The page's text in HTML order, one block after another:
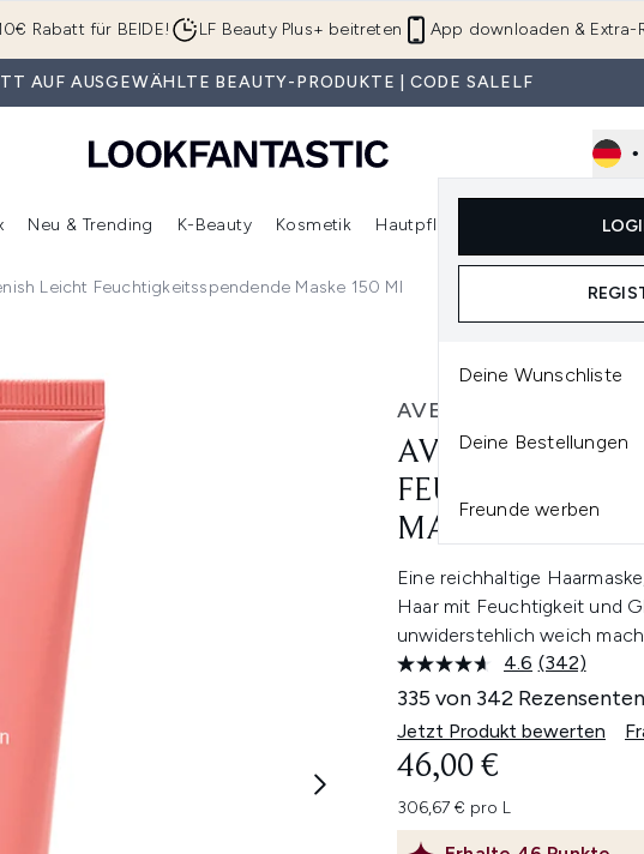
Zum Hauptinhalt springen
App downloaden & Extra-
Rabatt für BEIDE! LF Beauty Plus+ beitreten
AUF AUSGEWÄHLTE BEAUTY-PRODUKTE | CODE SALELF
•
Deine Wunschliste
Deine Bestellungen
Freunde werben
Anmelden (Geschenke)Untermenü Anmelden (Marken) Untermenü Anmelden (Beauty Box)
Neu & Trending
Untermenü Anmelden (Neu & Trending)
K-Beauty Kosmetik
Untermenü Anmelden (Kosmetik)
Hautpflege
Leicht Feuchtigkeitsspendende Maske 150 Ml
AVEDA
AVEDA
MASKE 150 ML
Eine reichhaltige
Haar mit Feuchtigkeit und
unwiderstehlich weich
4.6 342
lesen.
Link
(342)
335 von 342
Jetzt Produkt bewerten
46,00 €
306,67 € pro L